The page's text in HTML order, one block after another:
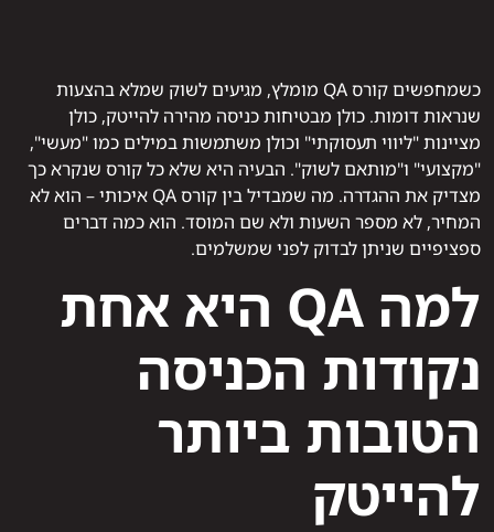
כשמחפשים קורס QA מומלץ, מגיעים לשוק שמלא בהצעות
שנראות דומות. כולן מבטיחות כניסה מהירה להייטק, כולן
מציינות "ליווי תעסוקתי" וכולן משתמשות במילים כמו "מעשי",
"מקצועי" ו"מותאם לשוק". הבעיה היא שלא כל קורס שנקרא כך
מצדיק את ההגדרה. מה שמבדיל בין קורס QA איכותי – הוא לא
המחיר, לא מספר השעות ולא שם המוסד. הוא כמה דברים
ספציפיים שניתן לבדוק לפני שמשלמים.
למה QA היא אחת
נקודות הכניסה
הטובות ביותר
להייטק